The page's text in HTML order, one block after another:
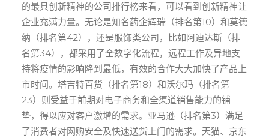
的最具创新精神的公司排行榜来看，可以看到创新精神让
企业充满力量。无论是知名药企辉瑞（排名第10）和莫德
纳（排名第42），还是服饰类公司，比如阿迪达斯（排
名第34），都采用了全数字化流程，远程工作及异地支
持将疫情的影响降到最低，有效的合作大大加快了产品上
市时间。塔吉特百货（排名第18）和沃尔玛（排名第
23）则受益于前期对电子商务和全渠道销售能力的铺
垫，得以应对客户激增的需求。亚马逊（排名第3）满足
了消费者对网购安全及快速送货上门的需求。天猫、京东